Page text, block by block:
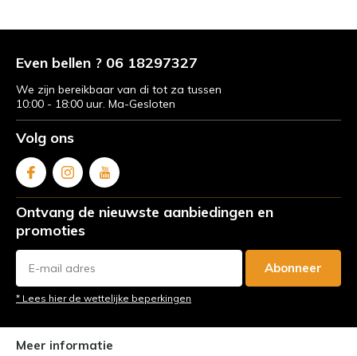
Even bellen ? 06 18297327
We zijn bereikbaar van di tot za tussen
10:00 - 18:00 uur. Ma-Gesloten
Volg ons
Ontvang de nieuwste aanbiedingen en
promoties
Abonneer
* Lees hier de wettelijke beperkingen
Meer informatie